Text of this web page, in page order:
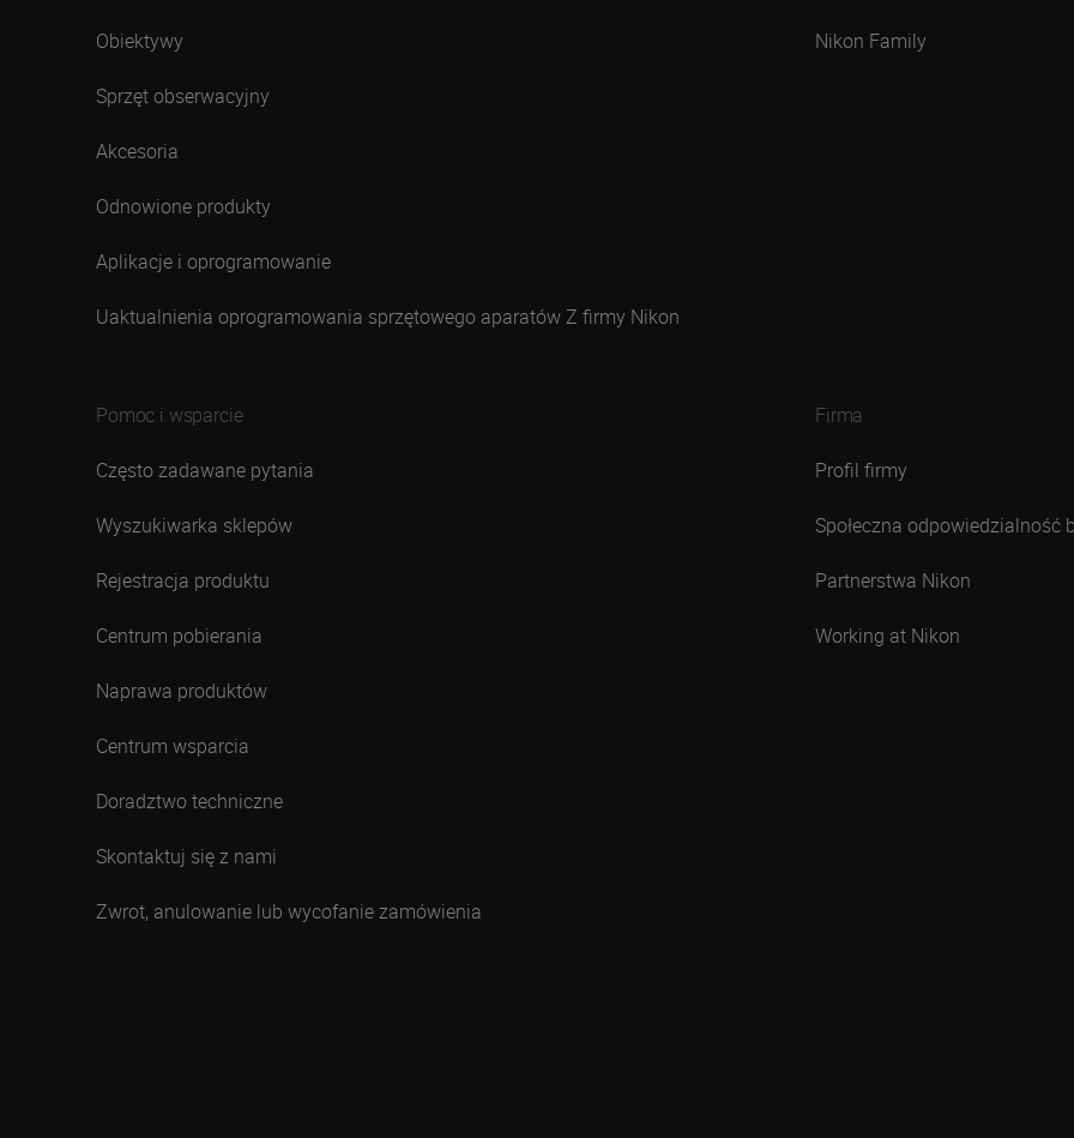
Obiektywy
Sprzęt obserwacyjny
Akcesoria
Odnowione produkty
Aplikacje i oprogramowanie
Uaktualnienia oprogramowania sprzętowego aparatów Z firmy Nikon
Nikon Family
Pomoc i wsparcie
Często zadawane pytania
Wyszukiwarka sklepów
Rejestracja produktu
Centrum pobierania
Naprawa produktów
Centrum wsparcia
Doradztwo techniczne
Skontaktuj się z nami
Zwrot, anulowanie lub wycofanie zamówienia
Firma
Profil firmy
Społeczna odpowiedzialność
Partnerstwa Nikon
Working at Nikon